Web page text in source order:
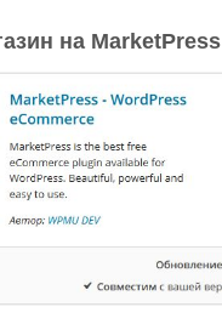
на MarketPress